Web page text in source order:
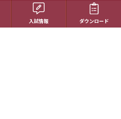
入試情報 ダウンロード